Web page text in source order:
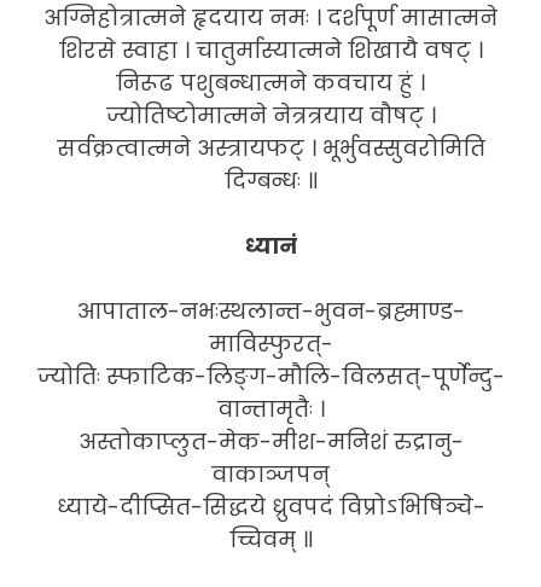
अग्निहोत्रात्मने हृदयाय नमः । दर्शपूर्ण मासात्मने
शिरसे स्वाहा । चातुर्मास्यात्मने शिखायै वषट् ।
निरूढ पशुबन्धात्मने कवचाय हुं ।
ज्योतिष्टोमात्मने नेत्रत्रयाय वौषट् ।
सर्वक्रत्वात्मने अस्त्रायफट् । भूर्भुवस्सुवरोमिति
दिग्बन्धः ॥
ध्यानं
आपाताल-नभःस्थलान्त-भुवन-ब्रह्माण्ड-
माविस्फुरत्-
ज्योतिः स्फाटिक-लिङ्ग-मौलि-विलसत्-पूर्णेन्दु-
वान्तामृतैः ।
अस्तोकाप्लुत-मेक-मीश-मनिशं रुद्रानु-
वाकाञ्जपन्
ध्याये-दीप्सित-सिद्धये ध्रुवपदं विप्रोऽभिषिञ्चे-
च्चिवम् ॥